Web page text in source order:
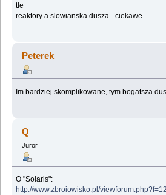
tle
reaktory a slowianska dusza - ciekawe.
Peterek
Im bardziej skomplikowane, tym bogatsza
Q
Juror
O "Solaris":
http://www.zbroiowisko.pl/